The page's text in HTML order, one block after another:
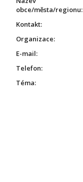
obce/města/regionu:
Kontakt:
Organizace:
E-mail:
Telefon:
Téma: